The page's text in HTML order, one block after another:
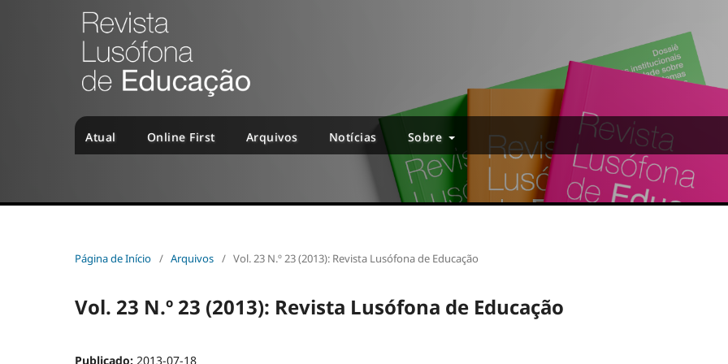
Atual Online First Arquivos Notícias Sobre
Página de Início / Arquivos / Vol. 23 N.º 23 (2013): Revista Lusófona de Educação
Vol. 23 N.º 23 (2013): Revista Lusófona de Educação
Publicado: 2013-07-18